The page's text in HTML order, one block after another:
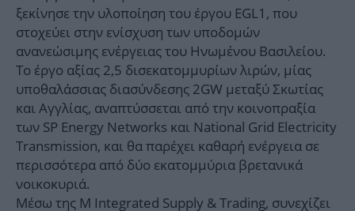
ξεκίνησε την υλοποίηση του έργου EGL1, που
στοχεύει στην ενίσχυση των υποδομών
ανανεώσιμης ενέργειας του Ηνωμένου Βασιλείου.
Το έργο αξίας 2,5 δισεκατομμυρίων λιρών, μίας
υποθαλάσσιας διασύνδεσης 2GW μεταξύ Σκωτίας
και Αγγλίας, αναπτύσσεται από την κοινοπραξία
των SP Energy Networks και National Grid Electricity
Transmission, και θα παρέχει καθαρή ενέργεια σε
περισσότερα από δύο εκατομμύρια βρετανικά
νοικοκυριά.
Μέσω της M Integrated Supply & Trading, συνεχίζει